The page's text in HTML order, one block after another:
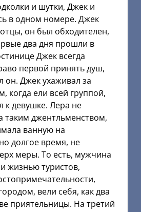
и шутки, Джек и
в одном номере. Джек
он был обходителен,
два дня прошли в
Джек всегда
первой принять душ,
он. Джек ухаживал за
когда ели всей группой,
к девушке. Лера не
таким джентльменством,
ванную на
долгое время, не
меры. То есть, мужчина
жизнью туристов,
вели себя, как два
приятельницы. На третий